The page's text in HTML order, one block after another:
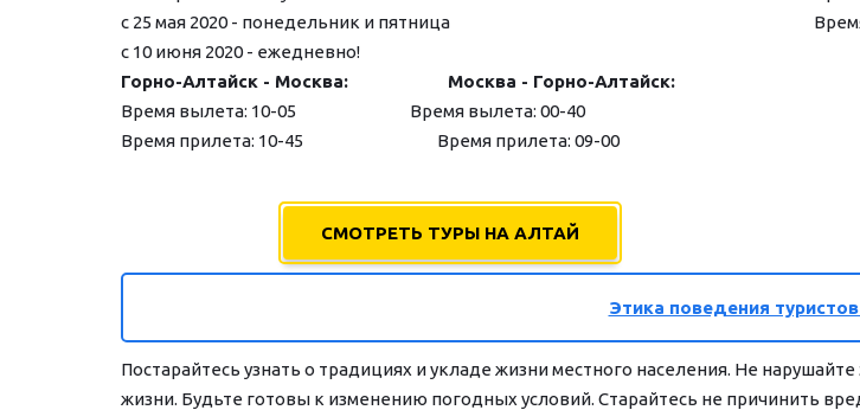
с 25 мая 2020 - понедельник и пятница
с 10 июня 2020 - ежедневно!
Горно-Алтайск - Москва:                     Москва - Горно-Алтайск:
Время вылета: 10-05                                Время вылета: 00-40
Время прилета: 10-45
Время прилета: 09-00
Время
СМОТРЕТЬ ТУРЫ НА АЛТАЙ
Этика поведения
Постарайтесь узнать о традициях и укладе жизни местного населения. Не
жизни. Будьте готовы к изменению погодных условий. Старайтесь не причинить